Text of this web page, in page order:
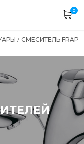
0
/ СМЕСИТЕЛЬ FRAP